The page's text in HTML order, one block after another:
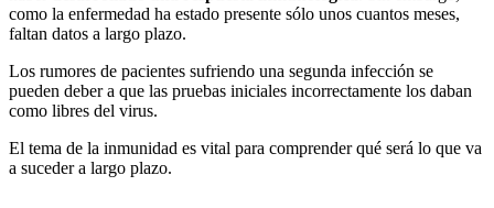
como la enfermedad ha estado presente sólo unos cuantos meses,
faltan datos a largo plazo.
Los rumores de pacientes sufriendo una segunda infección se
pueden deber a que las pruebas iniciales incorrectamente los daban
como libres del virus.
El tema de la inmunidad es vital para comprender qué será lo que va
a suceder a largo plazo.